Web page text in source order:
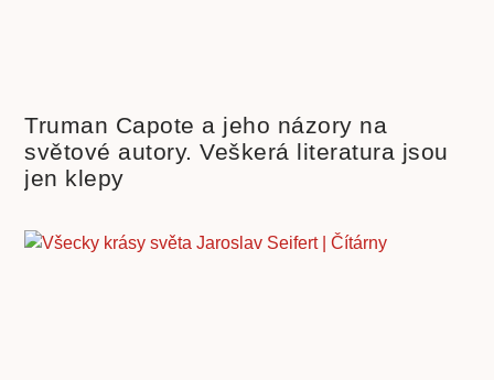
Truman Capote a jeho názory na
světové autory. Veškerá literatura jsou
jen klepy